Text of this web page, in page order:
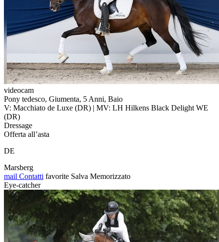
videocam
Pony tedesco, Giumenta, 5 Anni, Baio
V: Macchiato de Luxe (DR) | MV: LH Hilkens Black Delight WE
(DR)
Dressage
Offerta all’asta
DE
Marsberg
mail Contatti favorite Salva Memorizzato
Eye-catcher